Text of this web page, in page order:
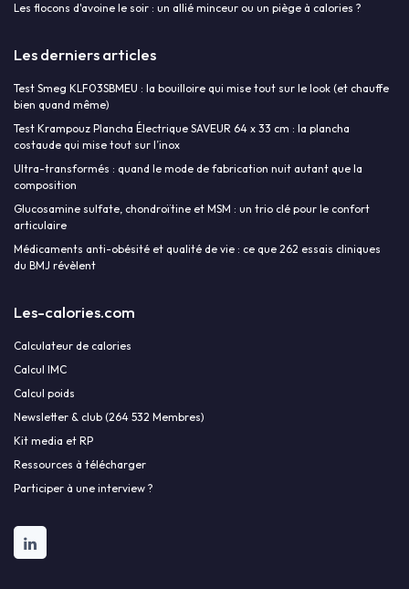
Les flocons d'avoine le soir : un allié minceur ou un piège à calories ?
Les derniers articles
Test Smeg KLF03SBMEU : la bouilloire qui mise tout sur le look (et chauffe
bien quand même)
Test Krampouz Plancha Électrique SAVEUR 64 x 33 cm : la plancha
costaude qui mise tout sur l’inox
Ultra-transformés : quand le mode de fabrication nuit autant que la
composition
Glucosamine sulfate, chondroïtine et MSM : un trio clé pour le confort
articulaire
Médicaments anti-obésité et qualité de vie : ce que 262 essais cliniques
du BMJ révèlent
Les-calories.com
Calculateur de calories
Calcul IMC
Calcul poids
Newsletter & club (264 532 Membres)
Kit media et RP
Ressources à télécharger
Participer à une interview ?